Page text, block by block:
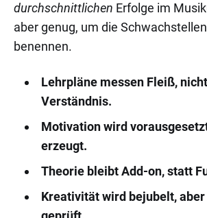
durchschnittlichen Erfolge im
aber genug, um die
benennen.
Lehrpläne messen Fleiß, nicht
Verständnis.
Motivation wird
erzeugt.
Theorie bleibt Add-on, statt
Kreativität wird bejubelt,